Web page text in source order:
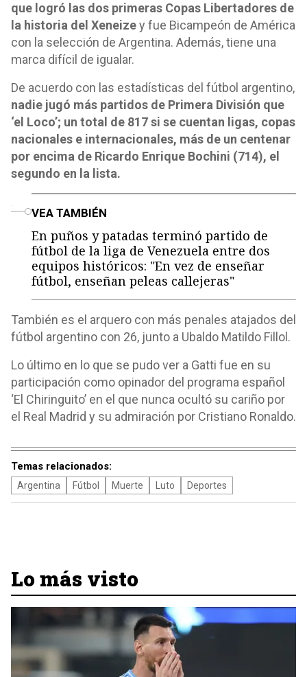
que logró las dos primeras Copas Libertadores de
la historia del Xeneizey fue Bicampeón de América
con la selección de Argentina. Además, tiene una
marca difícil de igualar.
De acuerdo con las estadísticas del fútbol argentino,
nadie jugó más partidos de Primera División que
‘el Loco’; un total de 817 si se cuentan ligas, copas
nacionales e internacionales, más de un centenar
por encima de Ricardo Enrique Bochini (714), el
segundo en la lista.
VEA TAMBIÉN
En puños y patadas terminó partido de
fútbol de la liga de Venezuela entre dos
equipos históricos: "En vez de enseñar
fútbol, enseñan peleas callejeras"
También es el arquero con más penales atajados del
fútbol argentino con 26, junto a Ubaldo Matildo Fillol.
Lo último en lo que se pudo ver a Gatti fue en su
participación como opinador del programa español
‘El Chiringuito’ en el que nunca ocultó su cariño por
el Real Madrid y su admiración por Cristiano Ronaldo.
Temas relacionados:
Argentina Fútbol Muerte Luto Deportes
Lo más visto